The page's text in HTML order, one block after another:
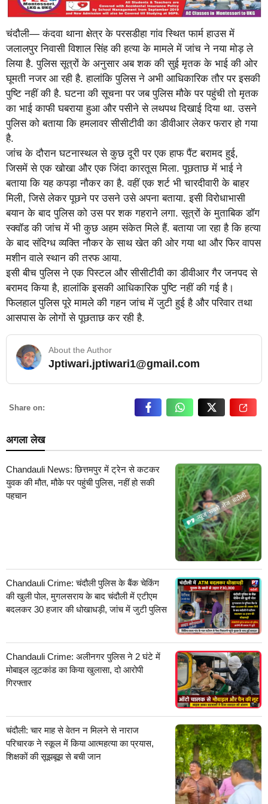
चंदौली— कंदवा थाना क्षेत्र के परसडीहा गांव स्थित फार्म हाउस में
जलालपुर निवासी विशाल सिंह की हत्या के मामले में जांच ने नया मोड़ ले
लिया है. पुलिस सूत्रों के अनुसार अब शक की सुई मृतक के भाई की ओर
घूमती नजर आ रही है. हालांकि पुलिस ने अभी आधिकारिक तौर पर इसकी
पुष्टि नहीं की है. घटना की सूचना पर जब पुलिस मौके पर पहुंची तो मृतक
का भाई काफी घबराया हुआ और पसीने से लथपथ दिखाई दिया था. उसने
पुलिस को बताया कि हमलावर सीसीटीवी का डीवीआर लेकर फरार हो गया
है.
जांच के दौरान घटनास्थल से कुछ दूरी पर एक हाफ पैंट बरामद हुई,
जिसमें से एक खोखा और एक जिंदा कारतूस मिला. पूछताछ में भाई ने
बताया कि यह कपड़ा नौकर का है. वहीं एक शर्ट भी चारदीवारी के बाहर
मिली, जिसे लेकर पूछने पर उसने उसे अपना बताया. इसी विरोधाभासी
बयान के बाद पुलिस को उस पर शक गहराने लगा. सूत्रों के मुताबिक डॉग
स्क्वॉड की जांच में भी कुछ अहम संकेत मिले हैं. बताया जा रहा है कि हत्या
के बाद संदिग्ध व्यक्ति नौकर के साथ खेत की ओर गया था और फिर वापस
मशीन वाले स्थान की तरफ आया.
इसी बीच पुलिस ने एक पिस्टल और सीसीटीवी का डीवीआर गैर जनपद से
बरामद किया है, हालांकि इसकी आधिकारिक पुष्टि नहीं की गई है।
फिलहाल पुलिस पूरे मामले की गहन जांच में जुटी हुई है और परिवार तथा
आसपास के लोगों से पूछताछ कर रही है.
About the Author
Jptiwari.jptiwari1@gmail.com… Read More
Share on:
अगला लेख
Chandauli News: छित्तमपुर में ट्रेन से कटकर
युवक की मौत, मौके पर पहुंची पुलिस, नहीं हो सकी
पहचान
Chandauli Crime: चंदौली पुलिस के बैंक चेकिंग
की खुली पोल, मुगलसराय के बाद चंदौली में एटीएम
बदलकर 30 हजार की धोखाधड़ी, जांच में जुटी पुलिस
Chandauli Crime: अलीनगर पुलिस ने 2 घंटे में
मोबाइल लूटकांड का किया खुलासा, दो आरोपी
गिरफ्तार
चंदौली: चार माह से वेतन न मिलने से नाराज
परिचारक ने स्कूल में किया आत्महत्या का प्रयास,
शिक्षकों की सूझबूझ से बची जान